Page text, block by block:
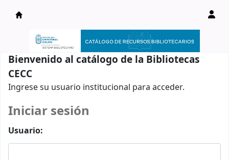
Catálogo en línea
Bienvenido al catálogo de la Bibliotecas
CECC
Ingrese su usuario institucional para acceder.
Iniciar sesión
Usuario: